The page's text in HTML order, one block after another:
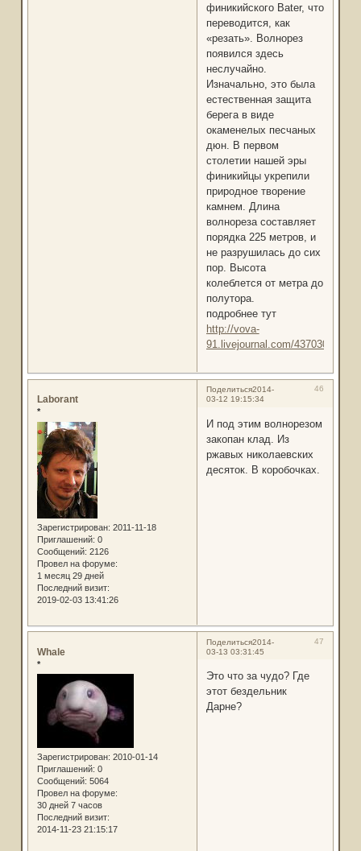
финикийского Bater, что
переводится, как
«резать». Волнорез
появился здесь
неслучайно.
Изначально, это была
естественная защита
берега в виде
окаменелых песчаных
дюн. В первом
столетии нашей эры
финикийцы укрепили
природное творение
камнем. Длина
волнореза составляет
порядка 225 метров, и
не разрушилась до сих
пор. Высота
колеблется от метра до
полутора.
подробнее тут
http://vova-
91.livejournal.com/4370304.html
Поделиться 46
2014-
03-12 19:15:34
Laborant
*
Зарегистрирован: 2011-11-18
Приглашений: 0
Сообщений: 2126
Провел на форуме:
1 месяц 29 дней
Последний визит:
2019-02-03 13:41:26
И под этим волнорезом
закопан клад. Из
ржавых николаевских
десяток. В коробочках.
Поделиться 47
2014-
03-13 03:31:45
Whale
*
Зарегистрирован: 2010-01-14
Приглашений: 0
Сообщений: 5064
Провел на форуме:
30 дней 7 часов
Последний визит:
2014-11-23 21:15:17
Это что за чудо? Где
этот бездельник
Дарне?